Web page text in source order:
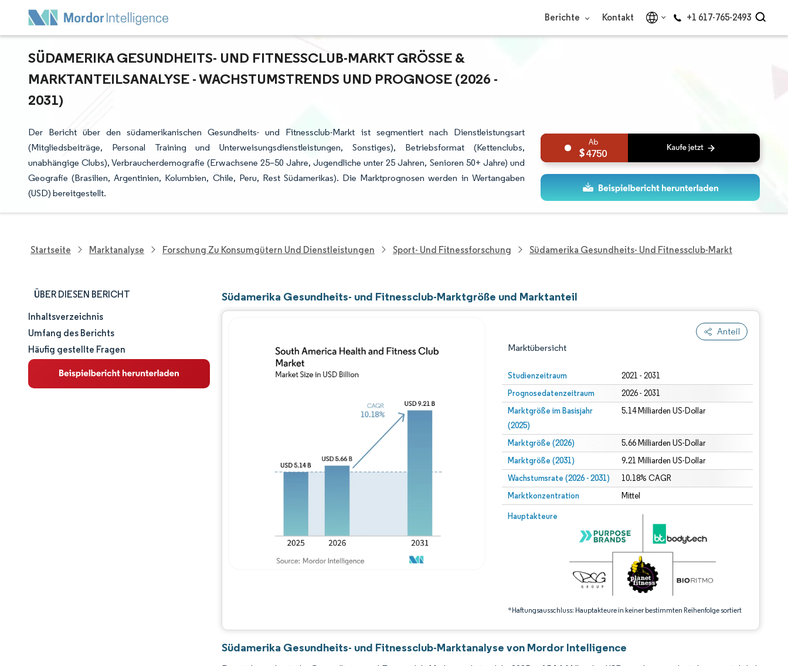
Berichte Kontakt +1 617-765-2493
SÜDAMERIKA GESUNDHEITS- UND FITNESSCLUB-MARKT GRÖSSE & M
ARKTANTEILSANALYSE - WACHSTUMSTRENDS UND PROGNOSE (2026 - 2
031)
Der Bericht über den südamerikanischen Gesundheits- und Fitnessclub-Markt ist segmentiert nach Dienstleistungsart
(Mitgliedsbeiträge, Personal Training und Unterweisungsdienstleistungen, Sonstiges), Betriebsformat (Kettenclubs,
unabhängige Clubs), Verbraucherdemografie (Erwachsene 25–50 Jahre, Jugendliche unter 25 Jahren, Senioren 50+ Jahre) und
Geografie (Brasilien, Argentinien, Kolumbien, Chile, Peru, Rest Südamerikas). Die Marktprognosen werden in Wertangaben
(USD) bereitgestellt.
4750
Startseite Marktanalyse Forschung Zu Konsumgütern Und Dienstleistungen Sport- Und Fitnessforschung Südamerika Gesundheits- Und Fitnessclub-Markt
ÜBER DIESEN BERICHT
Marktgröße und -anteil
Marktanalyse
Trends und Einblicke
Inhaltsverzeichnis
Umfang des Berichts
Häufig gestellte Fragen
Südamerika Gesundheits- und Fitnessclub-Marktgröße und Marktanteil
Anteil
Marktübersicht
Studienzeitraum 2021 - 2031
Prognosedatenzeitraum 2026 - 2031
Marktgröße im Basisjahr
(2025)
5.14 Milliarden US-Dollar
Marktgröße (2026) 5.66 Milliarden US-Dollar
Marktgröße (2031) 9.21 Milliarden US-Dollar
Wachstumsrate (2026 - 2031) 10.18% CAGR
Marktkonzentration Mittel
Hauptakteure
*Haftungsausschluss: Hauptakteure in keiner bestimmten Reihenfolge sortiert
Bild © Mordor Intelligence. Wiederverwendung erfordert Namensnennung gemäß CC BY 4.0.
Bild © Mordor Intelligence. Wiederverwendung erfordert Namensnennung gemäß CC BY 4.0.
Südamerika Gesundheits- und Fitnessclub-Marktanalyse von Mordor Intelligence